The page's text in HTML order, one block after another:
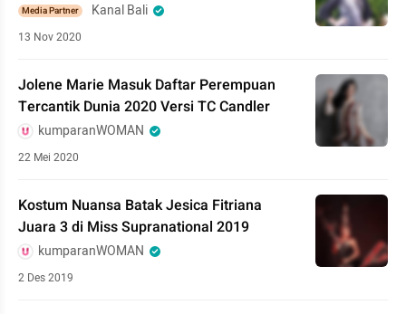
Media Partner Kanal Bali
13 Nov 2020
Jolene Marie Masuk Daftar Perempuan
Tercantik Dunia 2020 Versi TC Candler
kumparanWOMAN
22 Mei 2020
Kostum Nuansa Batak Jesica Fitriana
Juara 3 di Miss Supranational 2019
kumparanWOMAN
2 Des 2019